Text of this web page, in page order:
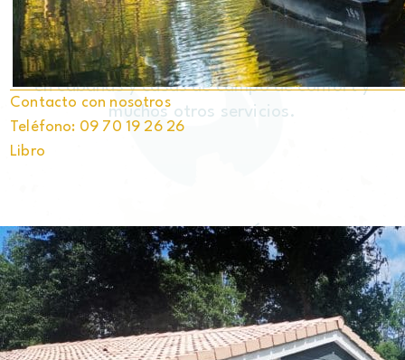
Contacto con nosotros
Teléfono: 09 70 19 26 26
Libro
de abril a noviembre.
En la propiedad de 10 hectáreas, le ofrecemos
alojamiento en cabañas
en cabañas y casas de campo de confort y
muchos otros servicios.
DOMAINE MÉLUSINE
70 rue du Puy du Fou
85590 LES ÉPESSES
+33 (0)9 70 19 26 26